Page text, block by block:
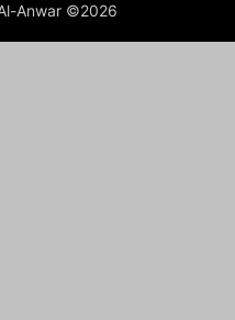
Anwar ©2026